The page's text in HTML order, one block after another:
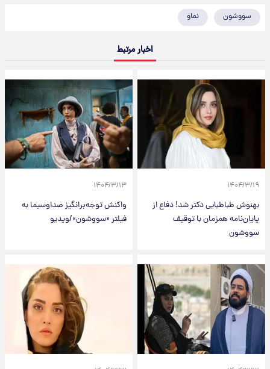
سووشون نماو
اخبار مرتبط
۱۴۰۴/۳/۱۹
بهنوش طباطبایی دکتر شد! دفاع از
پایان‌نامه همزمان با توقیف
سووشون
۱۴۰۴/۳/۱۳
واکنش توجه‌برانگیز صداوسیما به
فیلتر «سووشون»/ویدیو